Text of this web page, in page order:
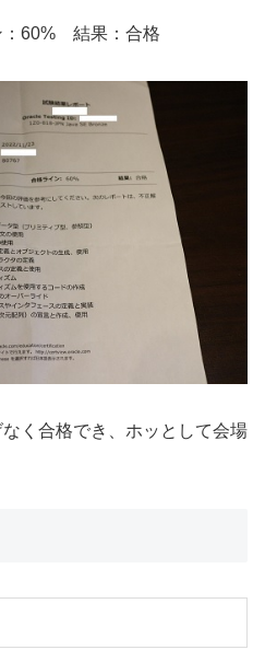
60% 結果：合格
く合格でき、ホッとして会場